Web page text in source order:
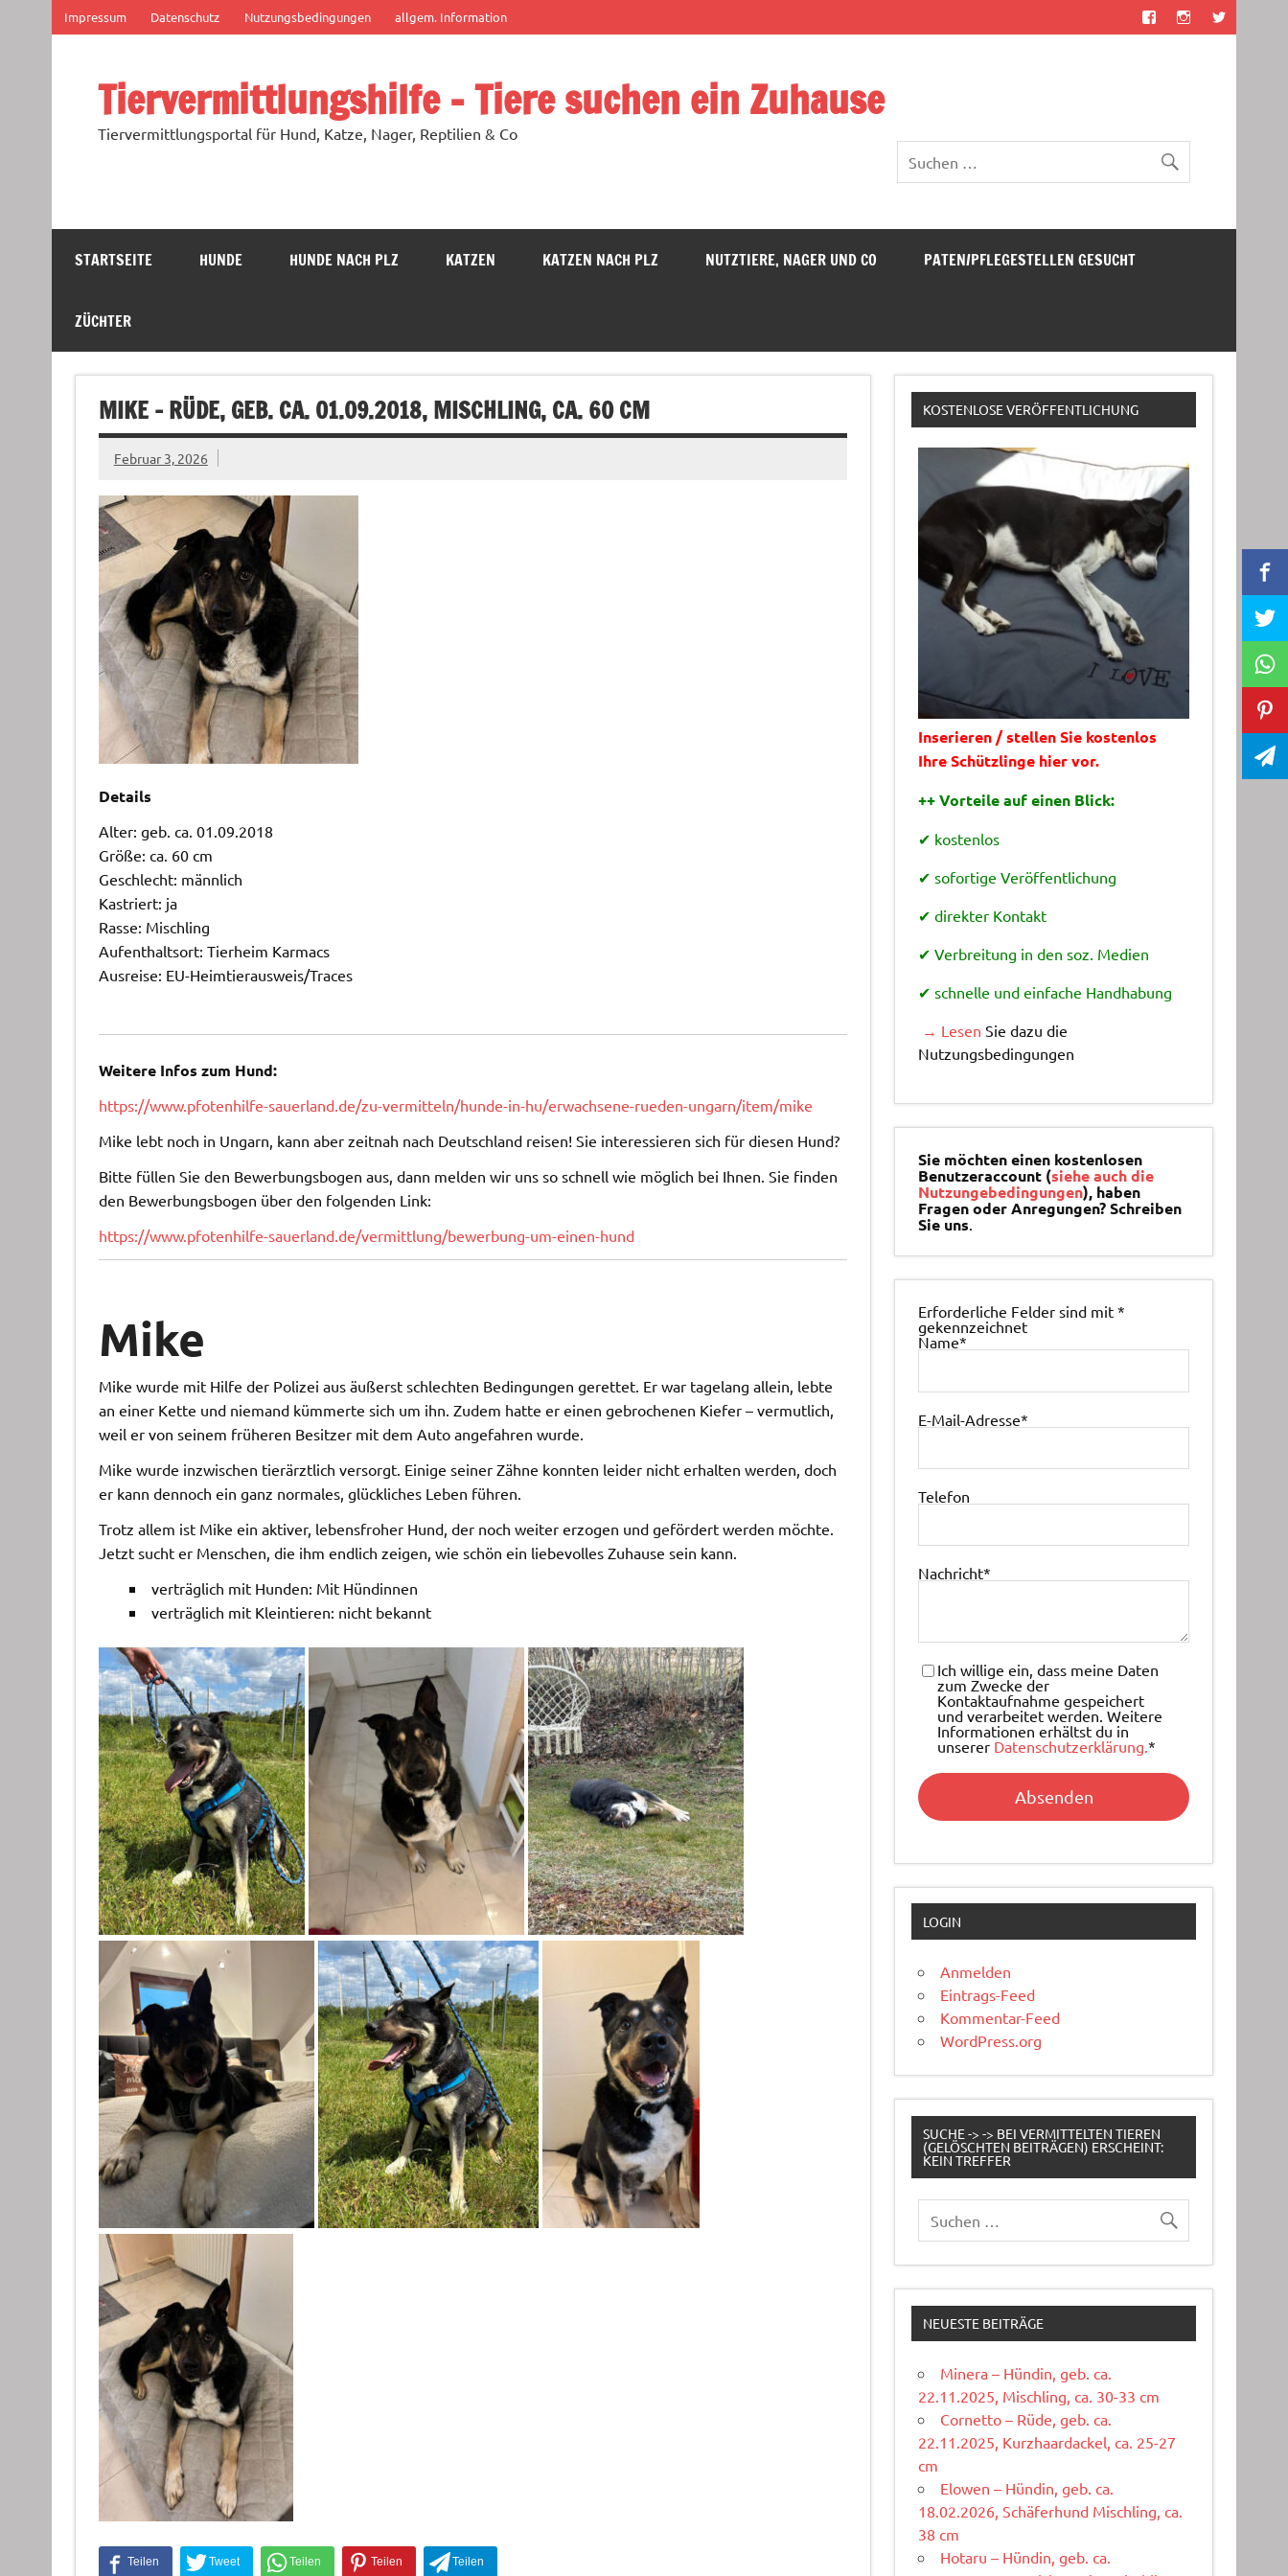
springen
Impressum Datenschutz Nutzungsbedingungen allgem. Information
Tiervermittlungshilfe – Tiere suchen ein Zuhause
Tiervermittlungsportal für Hund, Katze, Nager, Reptilien & Co
STARTSEITE HUNDE HUNDE NACH PLZ KATZEN KATZEN NACH PLZ NUTZTIERE, NAGER UND CO PATEN/PFLEGESTELLEN GESUCHT
ZÜCHTER
MIKE – RÜDE, GEB. CA. 01.09.2018, MISCHLING, CA. 60 CM
Februar 3, 2026
Details
Alter: geb. ca. 01.09.2018
Größe: ca. 60 cm
Geschlecht: männlich
Kastriert: ja
Rasse: Mischling
Aufenthaltsort: Tierheim Karmacs
Ausreise: EU-Heimtierausweis/Traces
Weitere Infos zum Hund:
https://www.pfotenhilfe-sauerland.de/zu-vermitteln/hunde-in-hu/erwachsene-rueden-ungarn/item/mike
Mike lebt noch in Ungarn, kann aber zeitnah nach Deutschland reisen! Sie interessieren sich für diesen Hund?
Bitte füllen Sie den Bewerbungsbogen aus, dann melden wir uns so schnell wie möglich bei Ihnen. Sie finden
den Bewerbungsbogen über den folgenden Link:
https://www.pfotenhilfe-sauerland.de/vermittlung/bewerbung-um-einen-hund
Mike
Mike wurde mit Hilfe der Polizei aus äußerst schlechten Bedingungen gerettet. Er war tagelang allein, lebte
an einer Kette und niemand kümmerte sich um ihn. Zudem hatte er einen gebrochenen Kiefer – vermutlich,
weil er von seinem früheren Besitzer mit dem Auto angefahren wurde.
Mike wurde inzwischen tierärztlich versorgt. Einige seiner Zähne konnten leider nicht erhalten werden, doch
er kann dennoch ein ganz normales, glückliches Leben führen.
Trotz allem ist Mike ein aktiver, lebensfroher Hund, der noch weiter erzogen und gefördert werden möchte.
Jetzt sucht er Menschen, die ihm endlich zeigen, wie schön ein liebevolles Zuhause sein kann.
verträglich mit Hunden: Mit Hündinnen
verträglich mit Kleintieren: nicht bekannt
KOSTENLOSE VERÖFFENTLICHUNG
Inserieren / stellen Sie kostenlos
Ihre Schützlinge hier vor.
++ Vorteile auf einen Blick:
✔ kostenlos
✔ sofortige Veröffentlichung
✔ direkter Kontakt
✔ Verbreitung in den soz. Medien
✔ schnelle und einfache Handhabung
→ Lesen Sie dazu die
Nutzungsbedingungen
Sie möchten einen kostenlosen
Benutzeraccount (siehe auch die
Nutzungebedingungen), haben
Fragen oder Anregungen? Schreiben
Sie uns.
Erforderliche Felder sind mit*
gekennzeichnet
Name*
E-Mail-Adresse*
Telefon
Nachricht*
Ich willige ein, dass meine Daten
zum Zwecke der
Kontaktaufnahme gespeichert
und verarbeitet werden. Weitere
Informationen erhältst du in
unserer Datenschutzerklärung.*
LOGIN
Anmelden
Eintrags-Feed
Kommentar-Feed
WordPress.org
SUCHE -> -> BEI VERMITTELTEN TIEREN
(GELÖSCHTEN BEITRÄGEN) ERSCHEINT:
KEIN TREFFER
NEUESTE BEITRÄGE
Minera – Hündin, geb. ca.
22.11.2025, Mischling, ca. 30-33 cm
Cornetto – Rüde, geb. ca.
22.11.2025, Kurzhaardackel, ca. 25-27
cm
Elowen – Hündin, geb. ca.
18.02.2026, Schäferhund Mischling, ca.
38 cm
Hotaru – Hündin, geb. ca.